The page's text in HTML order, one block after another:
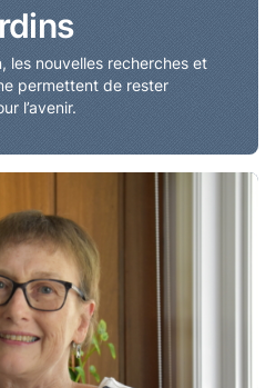
les nouvelles recherches et
permettent de rester
l’avenir.